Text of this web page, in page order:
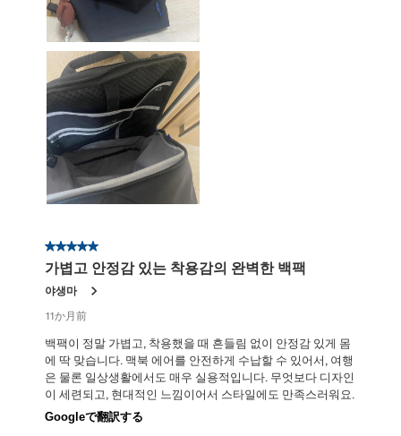
星5／5個です。
가볍고 안정감 있는 착용감의 완벽한 백팩
야생마
11か月前
백팩이 정말 가볍고, 착용했을 때 흔들림 없이 안정감 있게 몸
에 딱 맞습니다. 맥북 에어를 안전하게 수납할 수 있어서, 여행
은 물론 일상생활에서도 매우 실용적입니다. 무엇보다 디자인
이 세련되고, 현대적인 느낌이어서 스타일에도 만족스러워요.
Googleで翻訳する